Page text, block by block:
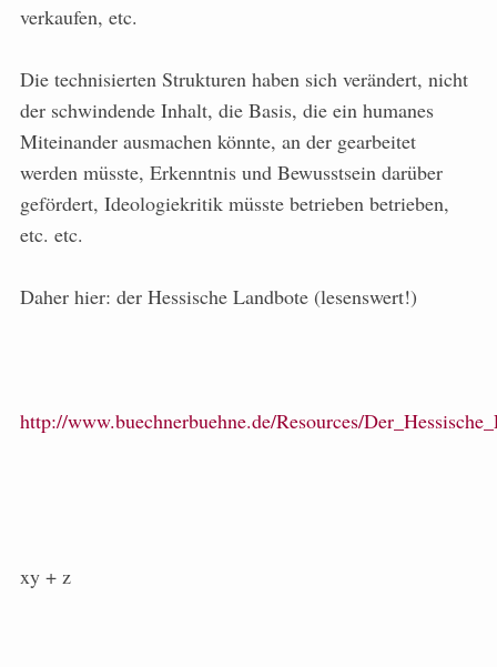
verkaufen, etc.
Die technisierten Strukturen haben sich verändert, nicht
der schwindende Inhalt, die Basis, die ein humanes
Miteinander ausmachen könnte, an der gearbeitet
werden müsste, Erkenntnis und Bewusstsein darüber
gefördert, Ideologiekritik müsste betrieben betrieben,
etc. etc.
Daher hier: der Hessische Landbote (lesenswert!)
http://www.buechnerbuehne.de/Resources/
xy + z